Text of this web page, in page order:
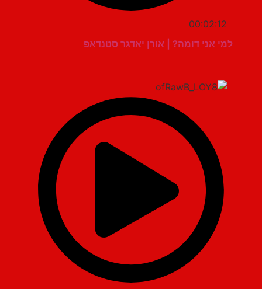
00:02:12
למי אני דומה? | אורן יאדגר סטנדאפ